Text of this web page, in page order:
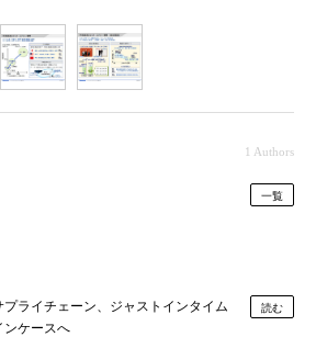
1 Authors
一覧
ライチェーン、ジャストインタイム
ンケースへ
読む